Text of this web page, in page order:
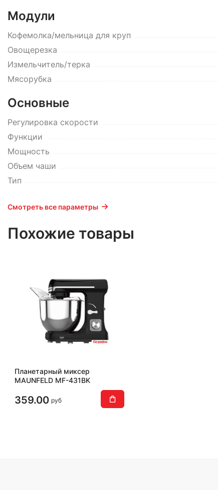
Модули
Кофемолка/мельница для круп
Овощерезка
Измельчитель/терка
Мясорубка
Основные
Регулировка скорости
Функции
Мощность
Объем чаши
Тип
Смотреть все параметры
Похожие товары
Планетарный миксер
MAUNFELD MF-431BK
359.00 руб